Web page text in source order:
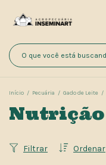
Início / Pecuária / Gado de Leite /
Nutrição
Ordenar
Filtrar